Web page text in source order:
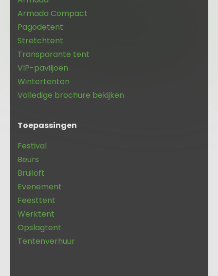
Armada Compact
Pagodetent
Stretchtent
Transparante tent
VIP-paviljoen
Wintertenten
Volledige brochure bekijken
Toepassingen
Festival
Beurs
Bruiloft
Evenement
Feesttent
Werktent
Opslagtent
Tentenverhuur